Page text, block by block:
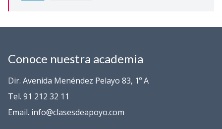
Conoce nuestra academia
Dir. Avenida Menéndez Pelayo 83, 1º A
Tel. 91 212 32 11
Email. info@clasesdeapoyo.com